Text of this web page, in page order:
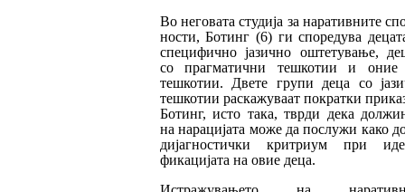
Во неговата студија за наративните
ности, Ботинг (6) ги споредува
специфично јазично оштетување,
со прагматични тешкотии и оние
тешкотии. Двете групи деца со
тешкотии раскажуваат пократки
Ботинг, исто така, тврди дека
на нарацијата може да послужи како
дијагностички критриум при
фикацијата на овие деца.